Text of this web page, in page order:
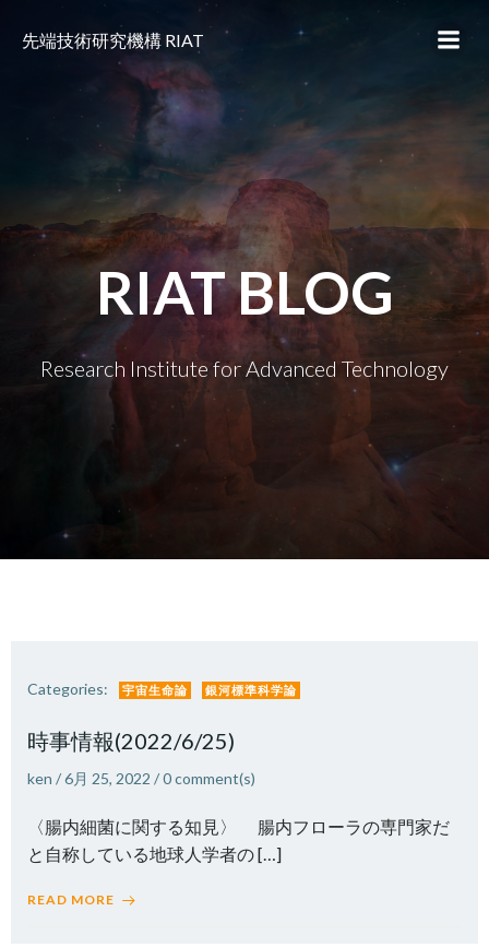
ス
キ
ッ
プ
先端技術研究機構 RIAT
RIAT BLOG
Research Institute for Advanced Technology
Categories: 宇宙生命論 銀河標準科学論
時事情報(2022/6/25)
ken /6月 25, 2022 /0comment(s)
〈腸内細菌に関する知見〉 腸内フローラの専門家だ
と自称している地球人学者の […]
READ MORE